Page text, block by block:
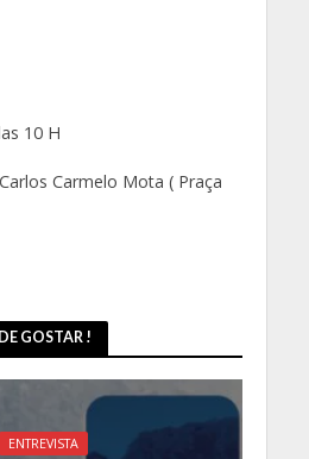
10 H
Carmelo Mota ( Praça
GOSTAR !
ENTREVISTA